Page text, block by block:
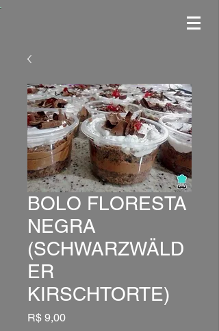
BOLO FLORESTA
NEGRA
(SCHWARZWÄLD
ER
KIRSCHTORTE)
R$ 9,00Preço